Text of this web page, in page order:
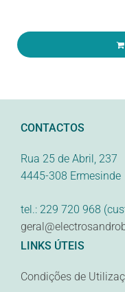
CONTACTOS
Rua 25 de Abril, 237
4445-308 Ermesinde
tel.: 229 720 968
LINKS ÚTEIS
Condições de